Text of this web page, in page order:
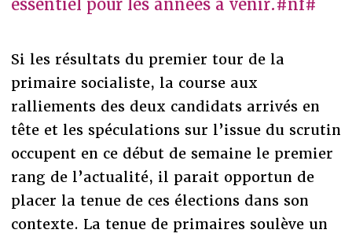
essentiel pour les années à venir.#nf#
Si les résultats du premier tour de la
primaire socialiste, la course aux
ralliements des deux candidats arrivés en
tête et les spéculations sur l’issue du scrutin
occupent en ce début de semaine le premier
rang de l’actualité, il parait opportun de
placer la tenue de ces élections dans son
contexte. La tenue de primaires soulève un